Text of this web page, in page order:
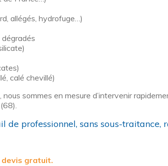
allégés, hydrofuge…)
calé chevillé)
sommes en mesure d’intervenir
professionnel, sans sous-traitance,
devis gratuit.